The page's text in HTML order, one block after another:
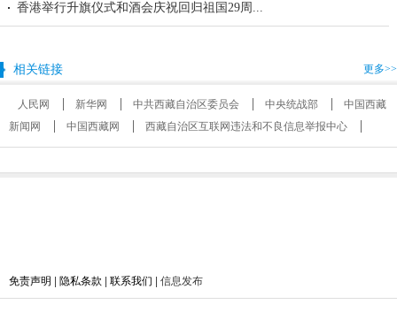
香港举行升旗仪式和酒会庆祝回归祖国29周...
相关链接 更多>>
人民网 新华网 中共西藏自治区委员会 中央统战部
中国西藏
新闻网
中国西藏网 西藏自治区互联网违法和不良信息举报中心
免责声明 隐私条款 联系我们 | 信息发布